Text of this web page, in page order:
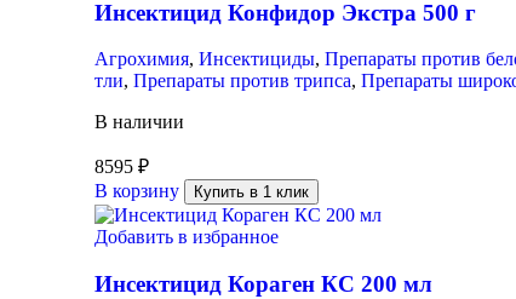
Инсектицид Конфидор Экстра 500 г
Агрохимия, Инсектициды, Препараты против
тли, Препараты против трипса, Препараты
В наличии
8595 ₽
В корзину
Купить в 1 клик
Добавить в избранное
Инсектицид Кораген КС 200 мл